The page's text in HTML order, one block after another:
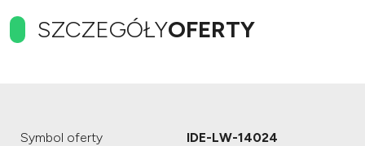
SZCZEGÓŁYOFERTY
Symbol oferty
IDE-LW-14024